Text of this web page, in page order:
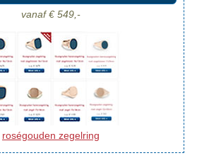
vanaf € 549,-
roségouden zegelring